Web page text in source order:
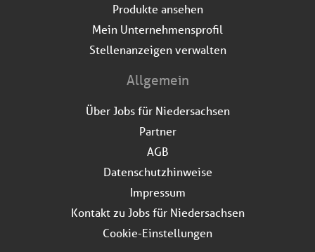
Produkte ansehen
Mein Unternehmensprofil
Stellenanzeigen verwalten
Allgemein
Über Jobs für Niedersachsen
Partner
AGB
Datenschutzhinweise
Impressum
Kontakt zu Jobs für Niedersachsen
Cookie-Einstellungen